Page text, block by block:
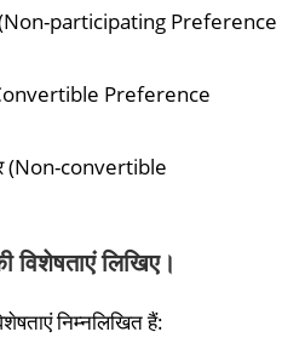
(Non-participating Preference
(Convertible Preference
(Non-convertible
विशेषताएं लिखिए।
निम्नलिखित हैं: